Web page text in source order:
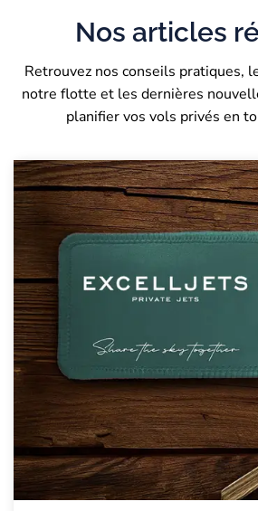
Nos articles
Retrouvez nos conseils pratiques,
notre flotte et les dernières
planifier vos vols privés en